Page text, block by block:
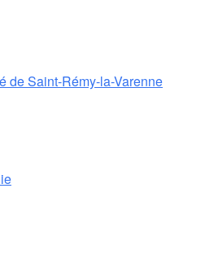
de Saint-Rémy-la-Varenne